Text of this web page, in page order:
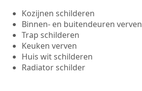
Kozijnen schilderen
Binnen- en buitendeuren verven
Trap schilderen
Keuken verven
Huis wit schilderen
Radiator schilder